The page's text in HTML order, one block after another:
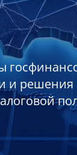
и решения